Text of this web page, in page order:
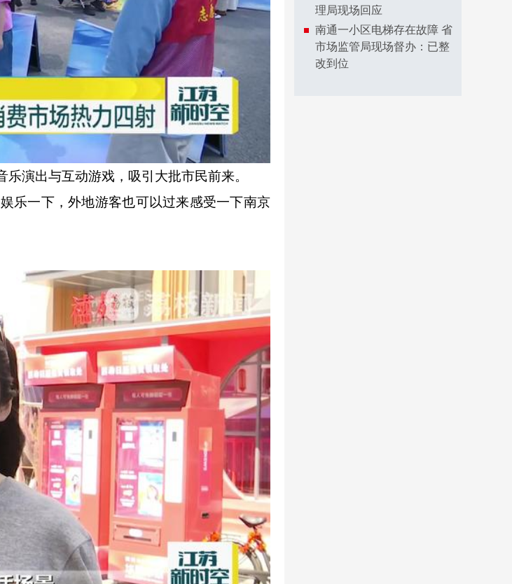
演出与互动游戏，吸引大批市民前来。
乐一下，外地游客也可以过来感受一下南京
理局现场回应
南通一小区电梯存在故障 省
市场监管局现场督办：已整
改到位